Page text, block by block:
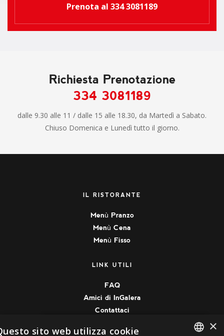
Prenota al 334 3081189
Richiesta Prenotazione
334 3081189
dalle 9.30 alle 11 / dalle 15 alle 18.30, da Martedì a Sabato.
Chiuso Domenica e Lunedì tutto il giorno.
IL RISTORANTE
Menù Pranzo
Menù Cena
Menù Fisso
LINK UTILI
FAQ
Amici di InGalera
Contattaci
×
sito web utilizza cookie